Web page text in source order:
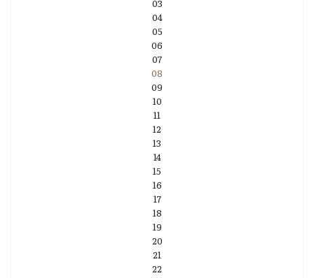
03
04
05
06
07
08
09
10
11
12
13
14
15
16
17
18
19
20
21
22